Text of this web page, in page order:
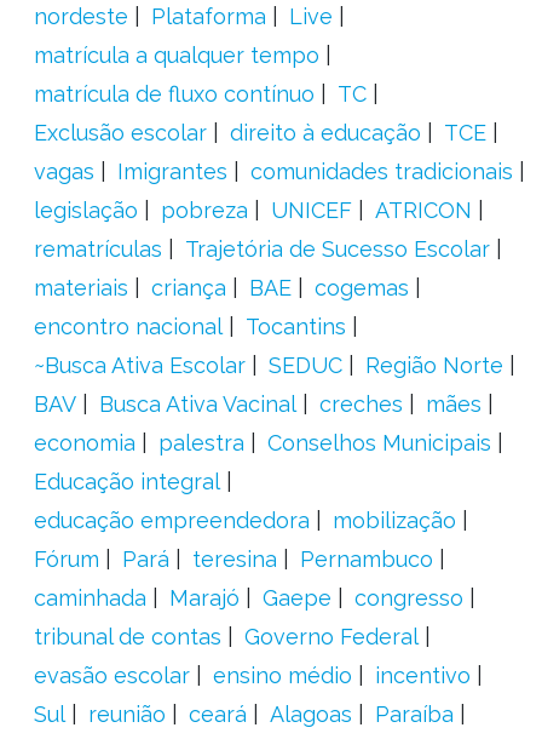
nordeste
Plataforma
Live
matrícula a qualquer tempo
matrícula de fluxo contínuo
TC
Exclusão escolar
direito à educação
TCE
vagas
Imigrantes
comunidades tradicionais
legislação
pobreza UNICEF
ATRICON
rematrículas
Trajetória de Sucesso Escolar
materiais
criança BAE
cogemas
encontro nacional
Tocantins
~Busca Ativa Escolar
SEDUC
Região Norte
BAV
Busca Ativa Vacinal creches
mães
economia
palestra
Conselhos Municipais
Educação integral
educação empreendedora
mobilização
Fórum
Pará teresina
Pernambuco
caminhada
Marajó Gaepe
congresso
tribunal de contas
Governo Federal
evasão escolar
ensino médio
incentivo
Sul
reunião ceará Alagoas
Paraíba